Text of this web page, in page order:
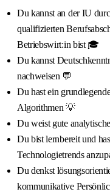
Du kannst an der IU
qualifizierten
Betriebswirt:in bist 🎓
Du kannst
nachweisen 💬
Du hast ein
Algorithmen 💡
Du weist gute
Du bist lernbereit und
Technologietrends
Du denkst
kommunikative